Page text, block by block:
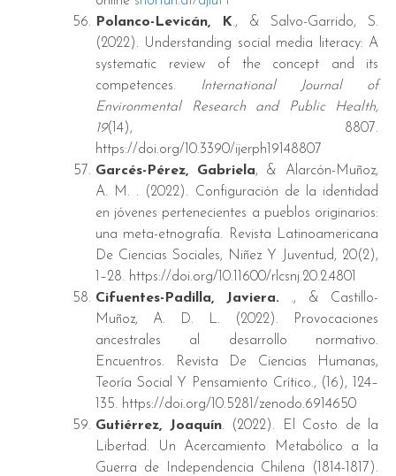
Polanco-Levicán, K., & Salvo-Garrido, S.
(2022). Understanding social media literacy: A
systematic review of the concept and its
competences.
International Journal of
Environmental Research and Public Health,
19(14), 8807.
https://doi.org/10.3390/ijerph19148807
Garcés-Pérez, Gabriela, & Alarcón-Muñoz,
A. M. . (2022). Configuración de la identidad
en jóvenes pertenecientes a pueblos originarios:
una meta-etnografía. Revista Latinoamericana
De Ciencias Sociales, Niñez Y Juventud, 20(2),
1–28. https://doi.org/10.11600/rlcsnj.20.2.4801
Cifuentes-Padilla, Javiera. ., & Castillo-
Muñoz, A. D. L. (2022). Provocaciones
ancestrales al desarrollo normativo.
Encuentros. Revista De Ciencias Humanas,
Teoría Social Y Pensamiento Crítico., (16), 124–
135. https://doi.org/10.5281/zenodo.6914650
Gutiérrez, Joaquín. (2022). El Costo de la
Libertad. Un Acercamiento Metabólico a la
Guerra de Independencia Chilena (1814-1817).